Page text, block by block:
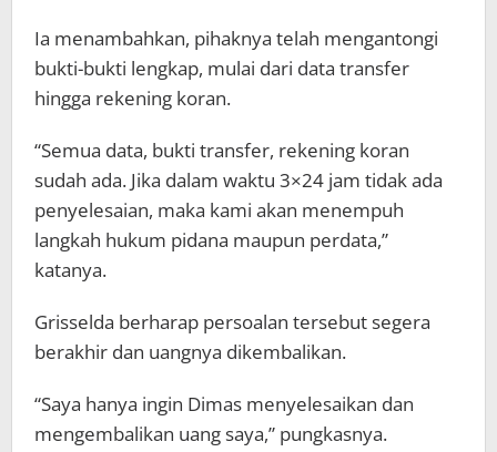
Ia menambahkan, pihaknya telah mengantongi
bukti-bukti lengkap, mulai dari data transfer
hingga rekening koran.
“Semua data, bukti transfer, rekening koran
sudah ada. Jika dalam waktu 3×24 jam tidak ada
penyelesaian, maka kami akan menempuh
langkah hukum pidana maupun perdata,”
katanya.
Grisselda berharap persoalan tersebut segera
berakhir dan uangnya dikembalikan.
“Saya hanya ingin Dimas menyelesaikan dan
mengembalikan uang saya,” pungkasnya.